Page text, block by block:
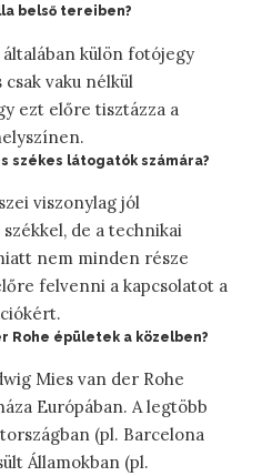
belső tereiben?
külön fotójegy
vaku nélkül
ezt előre tisztázza a
székes látogatók számára?
viszonylag jól
de a technikai
nem minden része
felvenni a kapcsolatot a
Rohe épületek a közelben?
Mies van der Rohe
Európában. A legtöbb
(pl. Barcelona
Államokban (pl.